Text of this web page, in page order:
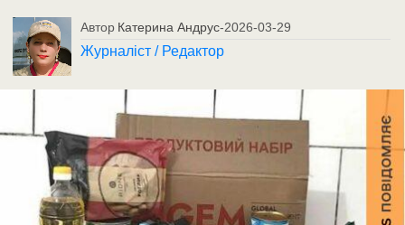
Автор Катерина Андрус-2026-03-29
Журналіст / Редактор